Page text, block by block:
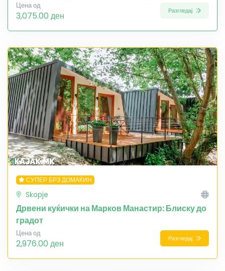
Цена од
3,075.00 ден Разгледај
СУПЕР БРЗ ДОМАЌИН
Skopje
Дрвени куќички на Марков Манастир: Блиску до
градот
Цена од
2,976.00 ден Разгледај